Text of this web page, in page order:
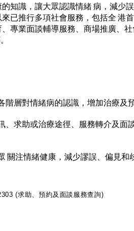
知識，讓大眾認識情緒 病，減少
已推行多項社會服務，包括全 港
專業面談輔導服務、商場推廣、
層對情緒病的認識，增加治療及
、求助或治療途徑、服務轉介及面
關注情緒健康，減少謬誤、偏見和
(求助、預約及面談服務查詢)